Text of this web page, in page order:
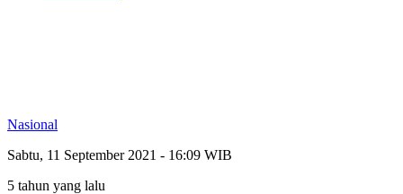
Nasional
Sabtu, 11 September 2021 - 16:09 WIB
5 tahun yang lalu